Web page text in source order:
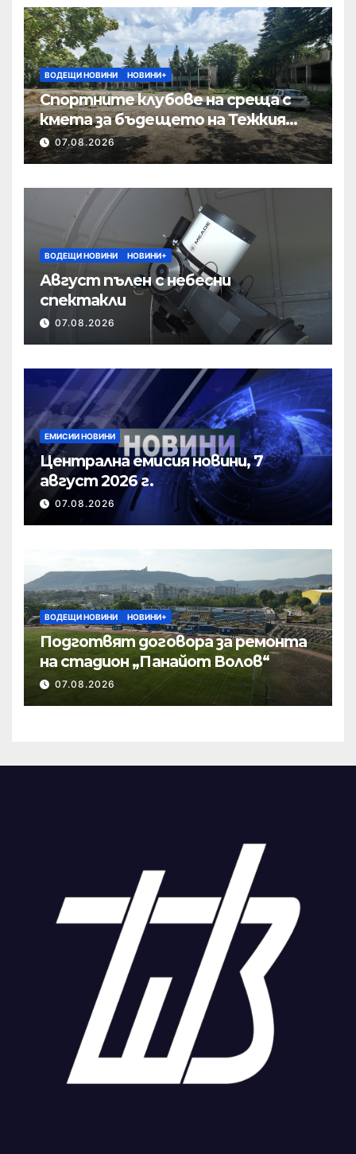
ВОДЕЩИ НОВИНИ НОВИНИ+
Спортните клубове на среща с
кмета за бъдещето на Тежкия
полк
07.08.2026
ВОДЕЩИ НОВИНИ НОВИНИ+
Август пълен с небесни
спектакли
07.08.2026
ЕМИСИИ НОВИНИ
Централна емисия новини, 7
август 2026 г.
07.08.2026
ВОДЕЩИ НОВИНИ НОВИНИ+
Подготвят договора за ремонта
на стадион „Панайот Волов“
07.08.2026